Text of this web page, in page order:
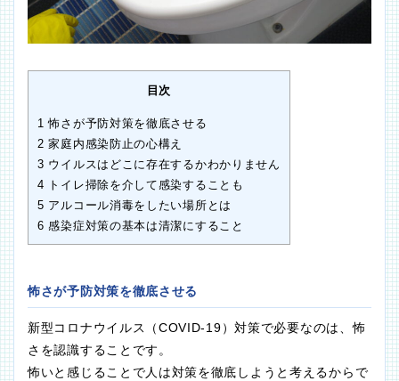
目次
1 怖さが予防対策を徹底させる
2 家庭内感染防止の心構え
3 ウイルスはどこに存在するかわかりません
4 トイレ掃除を介して感染することも
5 アルコール消毒をしたい場所とは
6 感染症対策の基本は清潔にすること
怖さが予防対策を徹底させる
新型コロナウイルス（COVID-19）対策で必要なのは、怖
さを認識することです。
怖いと感じることで人は対策を徹底しようと考えるからで